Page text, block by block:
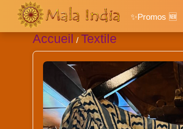
✨Promos 🆕
Accueil / Textile